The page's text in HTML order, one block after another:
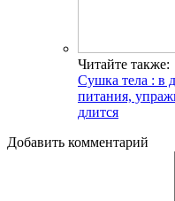
Читайте также:
Сушка тела : в
питания,
длится
Добавить комментарий